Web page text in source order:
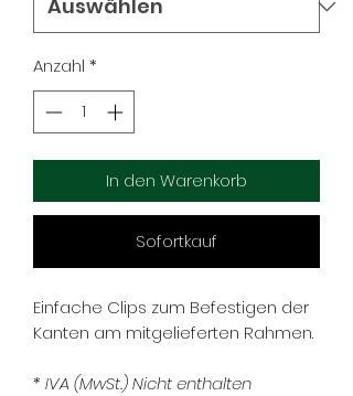
Anzahl *
In den Warenkorb
Sofortkauf
Einfache Clips zum Befestigen der
Kanten am mitgelieferten Rahmen.
* IVA (MwSt.) Nicht enthalten